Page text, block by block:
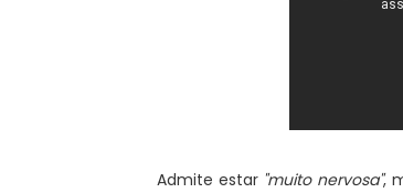
Admite estar "muito nervosa",